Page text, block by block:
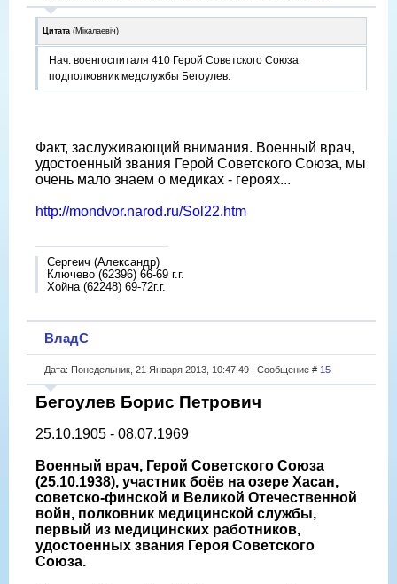
Цитата (Мікалаевіч)
Нач. военгоспиталя 410 Герой Советского Союза
подполковник медслужбы Бегоулев.
Факт, заслуживающий внимания. Военный врач,
удостоенный звания Герой Советского Союза, мы
очень мало знаем о медиках - героях...
http://mondvor.narod.ru/Sol22.htm
Сергеич (Александр)
Ключево (62396) 66-69 г.г.
Хойна (62248) 69-72г.г.
ВладС
Дата: Понедельник, 21 Января 2013, 10:47:49 | Сообщение # 15
Бегоулев Борис Петрович
25.10.1905 - 08.07.1969
Военный врач, Герой Советского Союза
(25.10.1938), участник боёв на озере Хасан,
советско-финской и Великой Отечественной
войн, полковник медицинской службы,
первый из медицинских работников,
удостоенных звания Героя Советского
Союза.